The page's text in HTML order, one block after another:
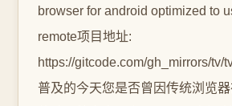
browser for android optimized to
remote项目地址:
https://gitcode.com/gh_mirrors/tv/
普及的今天您是否曾因传统浏览